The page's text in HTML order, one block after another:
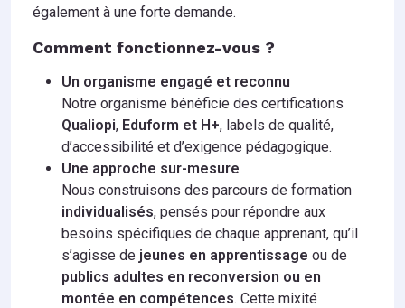
également à une forte demande.
Comment fonctionnez-vous ?
Un organisme engagé et reconnu
Notre organisme bénéficie des certifications
Qualiopi, Eduform et H+, labels de qualité,
d’accessibilité et d’exigence pédagogique.
Une approche sur-mesure
Nous construisons des parcours de formation
individualisés, pensés pour répondre aux
besoins spécifiques de chaque apprenant, qu’il
s’agisse de jeunes en apprentissage ou de
publics adultes en reconversion ou en
montée en compétences. Cette mixité